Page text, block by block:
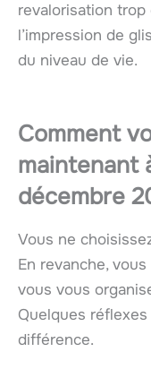
revalorisation trop
l’impression de
du niveau de vie.
Comment
maintenant
décembre
Vous ne
En revanche,
vous vous
Quelques
différence.